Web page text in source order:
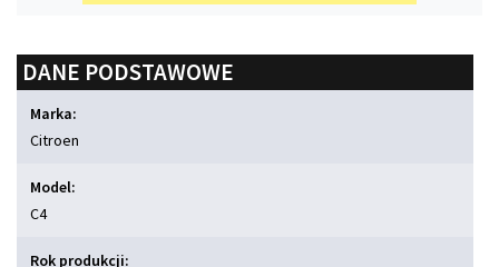
DANE PODSTAWOWE
Marka:
Citroen
Model:
C4
Rok produkcji: